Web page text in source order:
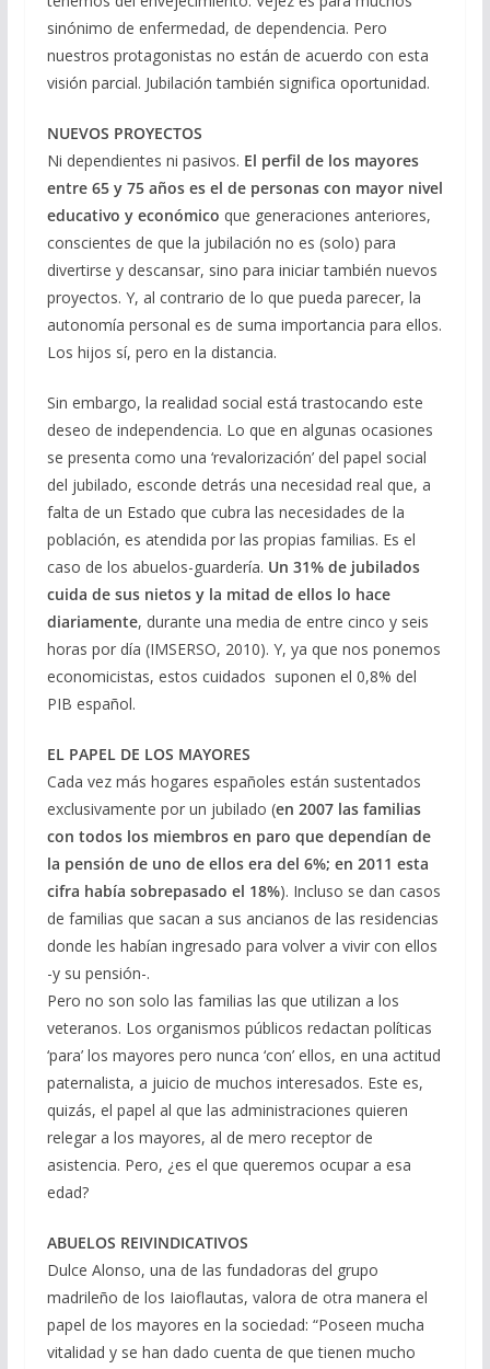
sinónimo de enfermedad, de dependencia. Pero
nuestros protagonistas no están de acuerdo con esta
visión parcial. Jubilación también significa oportunidad.
NUEVOS PROYECTOS
Ni dependientes ni pasivos. El perfil de los mayores
entre 65 y 75 años es el de personas con mayor nivel
educativo y económico que generaciones anteriores,
conscientes de que la jubilación no es (solo) para
divertirse y descansar, sino para iniciar también nuevos
proyectos. Y, al contrario de lo que pueda parecer, la
autonomía personal es de suma importancia para ellos.
Los hijos sí, pero en la distancia.
Sin embargo, la realidad social está trastocando este
deseo de independencia. Lo que en algunas ocasiones
se presenta como una ‘revalorización’ del papel social
del jubilado, esconde detrás una necesidad real que, a
falta de un Estado que cubra las necesidades de la
población, es atendida por las propias familias. Es el
caso de los abuelos-guardería. Un 31% de jubilados
cuida de sus nietos y la mitad de ellos lo hace
diariamente, durante una media de entre cinco y seis
horas por día (IMSERSO, 2010). Y, ya que nos ponemos
economicistas, estos cuidados suponen el 0,8% del
PIB español.
EL PAPEL DE LOS MAYORES
Cada vez más hogares españoles están sustentados
exclusivamente por un jubilado (en 2007 las familias
con todos los miembros en paro que dependían de
la pensión de uno de ellos era del 6%; en 2011 esta
cifra había sobrepasado el 18%). Incluso se dan casos
de familias que sacan a sus ancianos de las residencias
donde les habían ingresado para volver a vivir con ellos
-y su pensión-.
Pero no son solo las familias las que utilizan a los
veteranos. Los organismos públicos redactan políticas
‘para’ los mayores pero nunca ‘con’ ellos, en una actitud
paternalista, a juicio de muchos interesados. Este es,
quizás, el papel al que las administraciones quieren
relegar a los mayores, al de mero receptor de
asistencia. Pero, ¿es el que queremos ocupar a esa
edad?
ABUELOS REIVINDICATIVOS
Dulce Alonso, una de las fundadoras del grupo
madrileño de los Iaioflautas, valora de otra manera el
papel de los mayores en la sociedad: “Poseen mucha
vitalidad y se han dado cuenta de que tienen mucho